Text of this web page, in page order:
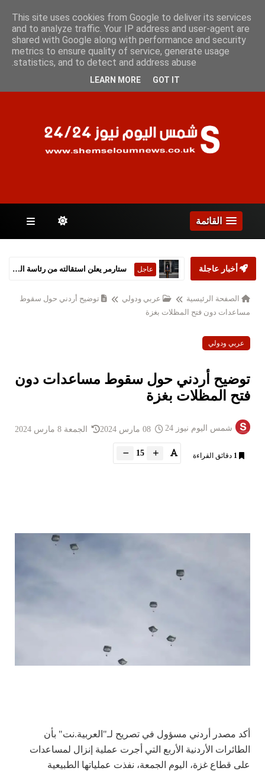
السبت 8 أغسطس 2026
الصفحات
القائمة
أخبار عاجلة عاجل ستارمر يعلن استقالته من رئاسة الحكومة البريطانية
الصفحة الرئيسية عربي ودولي
توضيح أردني حول سقوط
مساعدات دون فتح المظلات بغزة
عربي ودولي
توضيح أردني حول سقوط مساعدات دون
فتح المظلات بغزة
شمس اليوم نيوز 24 الجمعة 8 مارس 2024
1 دقائق القراءة 15
أكد مصدر أردني مسؤول في تصريح لـ"العربية.نت" بأن
الطائرات الأردنية الأربع التي أجرت عملية إنزال لمساعدات
على قطاع غزة، اليوم الجمعة، نفذت عملياتها الطبيعية
This site uses cookies from Google to deliver its services
and to analyze traffic. Your IP address and user-agent are
shared with Google along with performance and security
metrics to ensure quality of service, generate usage
statistics, and to detect and address abuse.
LEARN MORE GOT IT